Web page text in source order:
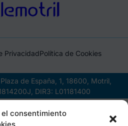
consentimiento
PrivacidadPolítica de Cookies
de España, 1, 18600, Motril,
DIR3: L01181400